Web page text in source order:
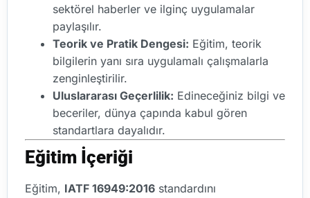
sektörel haberler ve ilginç uygulamalar
paylaşılır.
Teorik ve Pratik Dengesi: Eğitim, teorik
bilgilerin yanı sıra uygulamalı çalışmalarla
zenginleştirilir.
Uluslararası Geçerlilik: Edineceğiniz bilgi ve
beceriler, dünya çapında kabul gören
standartlara dayalıdır.
Eğitim İçeriği
Eğitim, IATF 16949:2016 standardını